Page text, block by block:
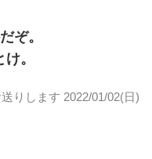
ぞ。
。
りします 2022/01/02(日)